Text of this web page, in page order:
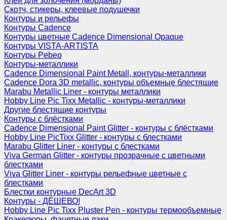
Скотч, стикеры, клеевые подушечки
Контуры и рельефы
Контуры Cadence
Контуры цветные Cadence Dimensional Opaque
Контуры VISTA-ARTISTA
Контуры Pebeo
Контуры-металлики
Cadence Dimensional Paint Metall, контуры-металлики
Cadence Dora 3D metallic, контуры объемные блестящие
Marabu Metallic Liner - контуры металлики
Hobby Line Pic Tixx Metallic - контуры-металлики
Другие блестящие контуры
Контуры с блёстками
Cadence Dimensional Paint Glitter - контуры с блёстками
Hobby Line PicTixx Glitter - контуры с блестками
Marabu Glitter Liner - контуры с блестками
Viva German Glitter - контуры прозрачные с цветными
блестками
Viva Glitter Liner - контуры рельефные цветные с
блестками
Блестки контурные DecArt 3D
Контуры - ДЁШЕВО!
Hobby Line Pic Tixx Pluster Pen - контуры термообъемные